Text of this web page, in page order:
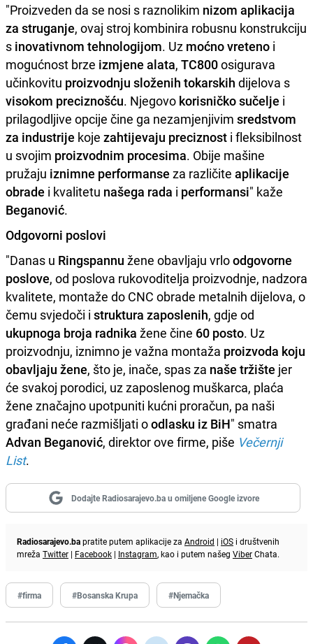
"Proizveden da se nosi s raznolikim nizom aplikacija
za struganje, ovaj stroj kombinira robusnu konstrukciju
s inovativnom tehnologijom. Uz moćno vreteno i
mogućnost brze izmjene alata, TC800osigurava
učinkovitu proizvodnju složenih tokarskih dijelova s
visokom preciznošću. Njegovo korisničko sučelje i
prilagodljive opcije čine ga nezamjenjivim sredstvom
za industrije koje zahtijevaju preciznost i fleksibilnost
u svojim proizvodnim procesima. Obije mašine
pružaju iznimne performanse za različite aplikacije
obrade i kvalitetu našega rada i performansi" kaže
Beganović.
Odgovorni poslovi
"Danas u Ringspannu žene obavljaju vrloodgovorne
poslove, od poslova rukovoditelja proizvodnje, nadzora
kvalitete, montaže do CNC obrade metalnih dijelova, o
čemu svjedoči i struktura zaposlenih, gdje od
ukupnoga broja radnika žene čine 60 posto. Uz
proizvodnju, iznimno je važna montaža proizvoda koju
obavljaju žene, što je, inače, spas za naše tržište jer
će svakoj porodici, uz zaposlenog muškarca, plaća
žene značajno upotpuniti kućni proračun, pa naši
građani neće razmišljati oodlasku iz BiH" smatra
Advan Beganović, direktor ove firme, piše Večernji
List.
Dodajte Radiosarajevo.ba u omiljene Google izvore
Radiosarajevo.bapratite putem aplikacije za Android | iOS i društvenih
mreža Twitter | Facebook | Instagram, kao i putem našeg ViberChata.
#firma #Bosanska Krupa #Njemačka